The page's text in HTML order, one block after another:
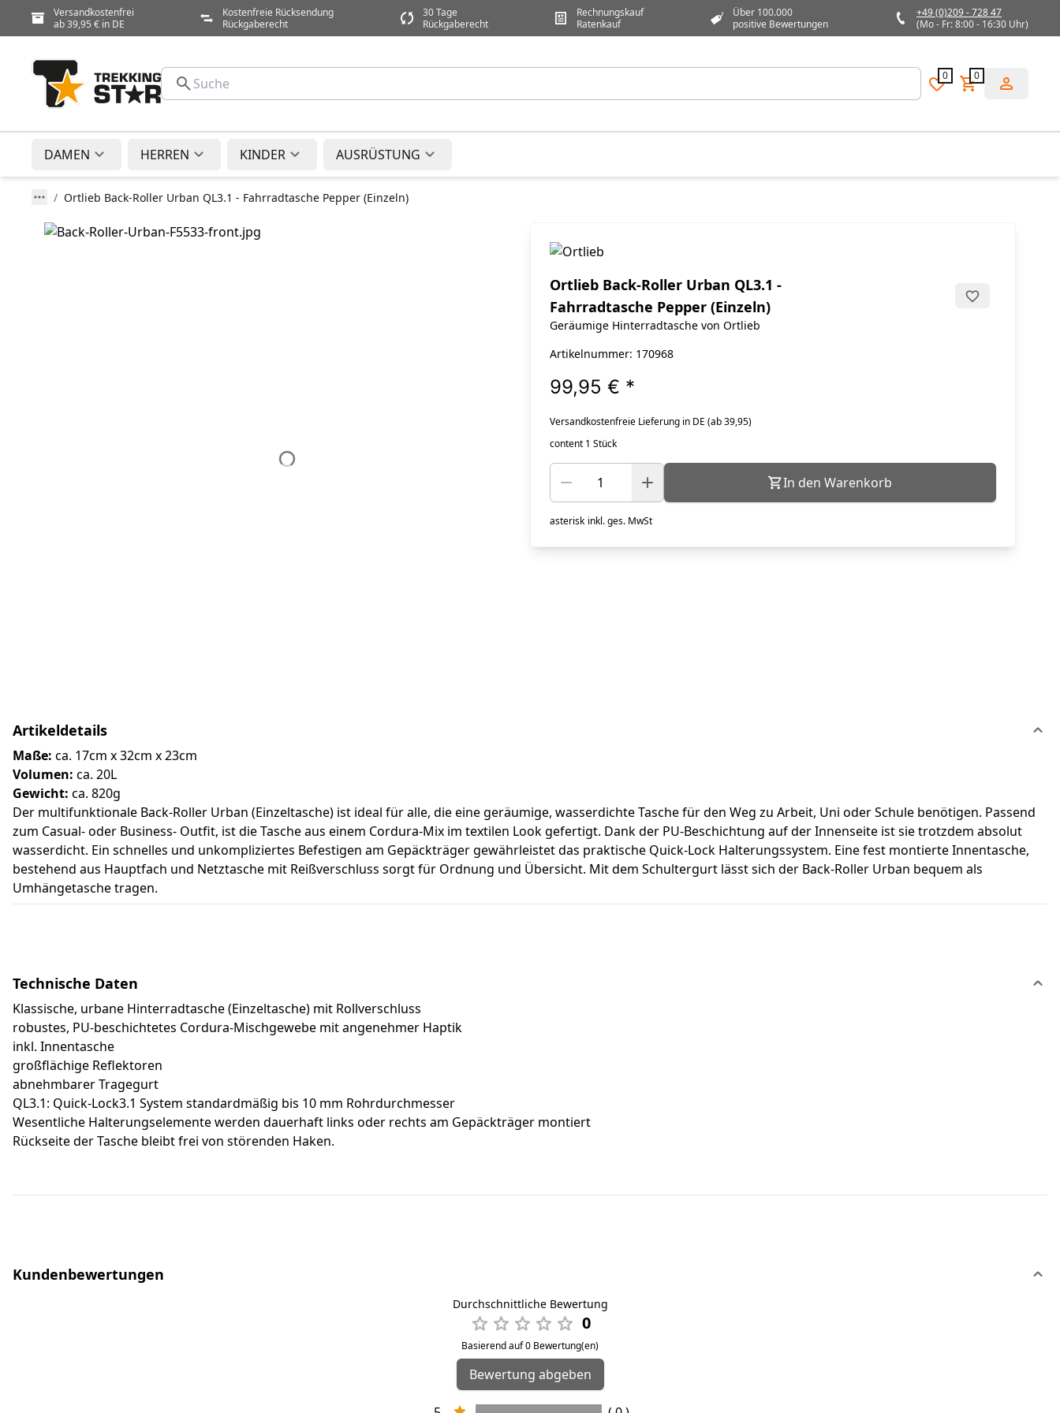
Versandkostenfrei
ab 39,95 € in DE
Kostenfreie Rücksendung
Rückgaberecht
30 Tage
Rückgaberecht
Rechnungskauf
Ratenkauf
Über 100.000
positive Bewertungen
+49 (0)209 - 728 47
(Mo - Fr: 8:00 - 16:30 Uhr)
0 0
DAMEN HERREN KINDER AUSRÜSTUNG
Ortlieb Back-Roller Urban QL3.1 - Fahrradtasche Pepper (Einzeln)
Ortlieb Back-Roller Urban QL3.1 -
Fahrradtasche Pepper (Einzeln)
Geräumige Hinterradtasche von Ortlieb
Artikelnummer: 170968
99,95 € *
Versandkostenfreie Lieferung in DE (ab 39,95)
content 1 Stück
In den Warenkorb
asterisk inkl. ges. MwSt
Artikeldetails
Maße: ca. 17cm x 32cm x 23cm
Volumen: ca. 20L
Gewicht: ca. 820g
Der multifunktionale Back-Roller Urban (Einzeltasche) ist ideal für alle, die eine geräumige, wasserdichte Tasche für den Weg zu Arbeit, Uni oder Schule benötigen. Passend
zum Casual- oder Business- Outfit, ist die Tasche aus einem Cordura-Mix im textilen Look gefertigt. Dank der PU-Beschichtung auf der Innenseite ist sie trotzdem absolut
wasserdicht. Ein schnelles und unkompliziertes Befestigen am Gepäckträger gewährleistet das praktische Quick-Lock Halterungssystem. Eine fest montierte Innentasche,
bestehend aus Hauptfach und Netztasche mit Reißverschluss sorgt für Ordnung und Übersicht. Mit dem Schultergurt lässt sich der Back-Roller Urban bequem als
Umhängetasche tragen.
Technische Daten
Klassische, urbane Hinterradtasche (Einzeltasche) mit Rollverschluss
robustes, PU-beschichtetes Cordura-Mischgewebe mit angenehmer Haptik
inkl. Innentasche
großflächige Reflektoren
abnehmbarer Tragegurt
QL3.1: Quick-Lock3.1 System standardmäßig bis 10 mm Rohrdurchmesser
Wesentliche Halterungselemente werden dauerhaft links oder rechts am Gepäckträger montiert
Rückseite der Tasche bleibt frei von störenden Haken.
Kundenbewertungen
Durchschnittliche Bewertung
0
Basierend auf 0 Bewertung(en)
Bewertung abgeben